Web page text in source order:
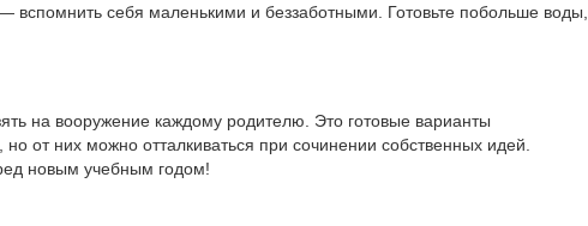
вспомнить себя маленькими и беззаботными. Готовьте побольше воды,
на вооружение каждому родителю. Это готовые варианты
от них можно отталкиваться при сочинении собственных идей.
новым учебным годом!